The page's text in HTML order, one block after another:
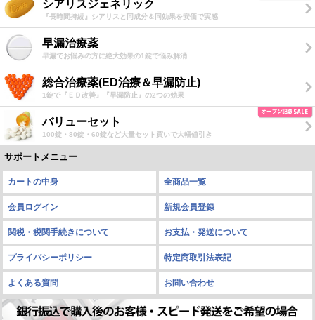
シアリスジェネリック
『長時間持続』シアリスと同成分＆同効果を安価で実感
早漏治療薬
早漏でお悩みの方に絶大効果の1錠で悩み解消
総合治療薬(ED治療＆早漏防止)
1錠で『ＥＤ改善』『早漏防止』の2つの効果
バリューセット
100錠・80錠・60錠など大量セット買いで大幅値引き
サポートメニュー
カートの中身 全商品一覧
会員ログイン 新規会員登録
関税・税関手続きについて お支払・発送について
プライバシーポリシー 特定商取引法表記
よくある質問 お問い合わせ